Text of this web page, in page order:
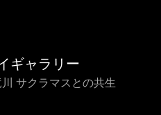
ギャラリー
サクラマスとの共生